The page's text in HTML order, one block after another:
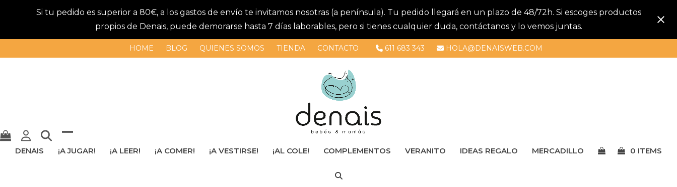
Si tu pedido es superior a 80€, a los gastos de envío te invitamos nosotras (a península). Tu pedido llegará en un plazo de 48/72h. Si escoges productos
propios de Denais, puede demorarse hasta 7 días laborables, pero si tienes cualquier duda, contáctanos y lo vemos juntas.
HOME BLOG QUIENES SOMOS TIENDA CONTACTO 611 683 343 HOLA@DENAISWEB.COM
Mostrar
Cerrar
DENAIS ¡A JUGAR! ¡A LEER! ¡A COMER! ¡A VESTIRSE! ¡AL COLE! COMPLEMENTOS VERANITO IDEAS REGALO MERCADILLO 0 ITEMS